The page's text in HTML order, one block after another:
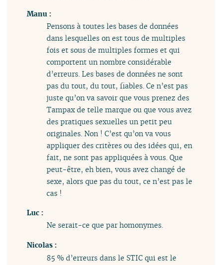
Manu :
Pensons à toutes les bases de données
dans lesquelles on est tous de multiples
fois et sous de multiples formes et qui
comportent un nombre considérable
d’erreurs. Les bases de données ne sont
pas du tout, du tout, fiables. Ce n’est pas
juste qu’on va savoir que vous prenez des
Tampax de telle marque ou que vous avez
des pratiques sexuelles un petit peu
originales. Non ! C’est qu’on va vous
appliquer des critères ou des idées qui, en
fait, ne sont pas appliquées à vous. Que
peut-être, eh bien, vous avez changé de
sexe, alors que pas du tout, ce n’est pas le
cas !
Luc :
Ne serait-ce que par homonymes.
Nicolas :
85 % d’erreurs dans le STIC qui est le